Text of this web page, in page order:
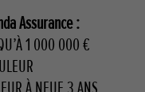
Assurance :
1 000 000 €